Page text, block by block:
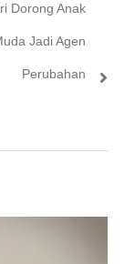
Dorong Anak
Jadi Agen
Perubahan